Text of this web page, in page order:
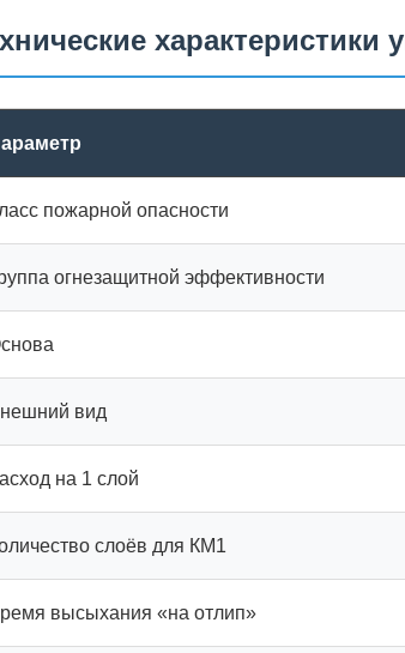
пожарной опасности
огнезащитной эффективности
вид
на 1 слой
слоёв для КМ1
высыхания «на отлип»